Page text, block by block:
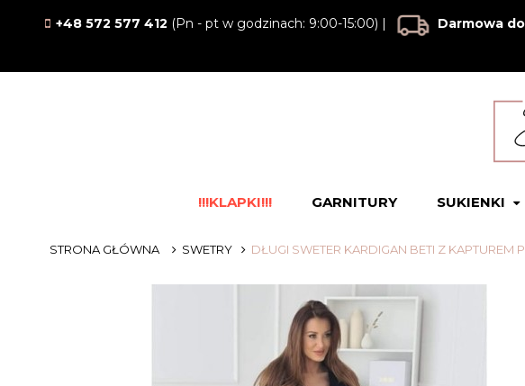
+48 572 577 412 (Pn - pt w godzinach: 9:00-15:00) | Darmowa
!!!KLAPKI!!! GARNITURY SUKIENKI
STRONA GŁÓWNA SWETRY DŁUGI SWETER KARDIGAN BETI Z